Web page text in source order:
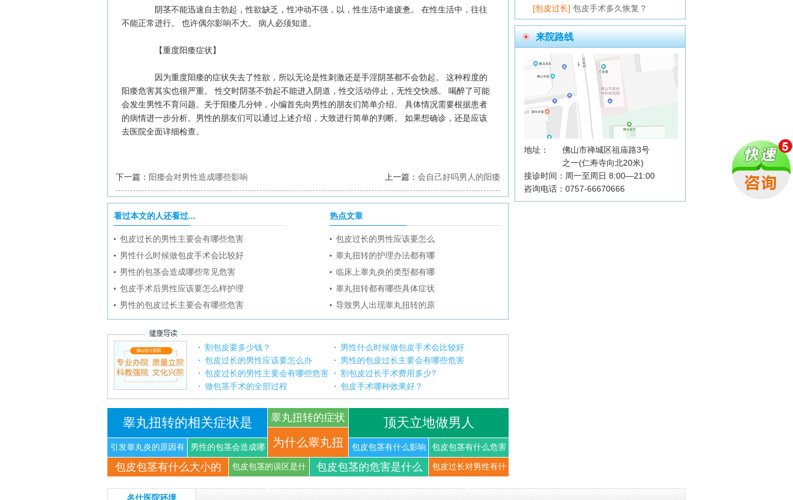
阴茎不能迅速自主勃起，性欲缺乏，性冲动不强，以，性生活中途疲惫。 在性生活中，往往
不能正常进行。 也许偶尔影响不大。 病人必须知道。
【重度阳痿症状】
因为重度阳痿的症状失去了性欲，所以无论是性刺激还是手淫阴茎都不会勃起。 这种程度的
阳痿危害其实也很严重。 性交时阴茎不勃起不能进入阴道，性交活动停止，无性交快感。 喝醉了可能
会发生男性不育问题。关于阳痿几分钟，小编首先向男性的朋友们简单介绍。 具体情况需要根据患者
的病情进一步分析。男性的朋友们可以通过上述介绍，大致进行简单的判断。 如果想确诊，还是应该
去医院全面详细检查。
上一篇： 会自己好吗男人的阳痿
下一篇： 阳痿会对男性造成哪些影响
看过本文的人还看过...
包皮过长的男性主要会有哪些危害
男性什么时候做包皮手术会比较好
男性的包茎会造成哪些常见危害
包皮手术后男性应该要怎么样护理
男性的包皮过长主要会有哪些危害
热点文章
包皮过长的男性应该要怎么
睾丸扭转的护理办法都有哪
临床上睾丸炎的类型都有哪
睾丸扭转都有哪些具体症状
导致男人出现睾丸扭转的原
割包皮要多少钱？
男性什么时候做包皮手术会比较好
包皮过长的男性应该要怎么办
男性的包皮过长主要会有哪些危害
包皮过长的男性主要会有哪些危害
割包皮过长手术费用多少?
做包茎手术的全部过程
包皮手术哪种效果好？
睾丸扭转的相关症状是
引发睾丸炎的原因有
什
男性的包茎会造成哪
睾丸扭转的症状
你知道
为什么睾丸扭
转可以导
顶天立地做男人
包皮包茎有什么影响 包皮包茎有什么危害
包皮包茎有什么大小的 包皮包茎的误区是什 包皮包茎的危害是什么 包皮过长对男性有什
[包皮过长] 包皮手术多久恢复？
来院路线
地址：
佛山市禅城区祖庙路3号
之一(仁寿寺向北20米)
接诊时间：周一至周日 8:00—21:00
咨询电话：0757-66670666
名仕医院环境